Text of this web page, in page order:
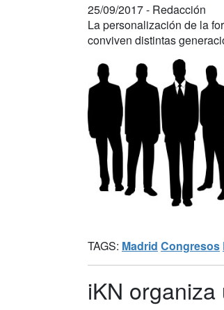
25/09/2017 - Redacción
La personalización de la
conviven distintas
TAGS: Madrid Congresos
iKN